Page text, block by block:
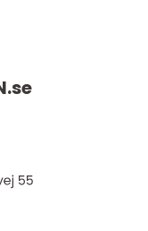
se